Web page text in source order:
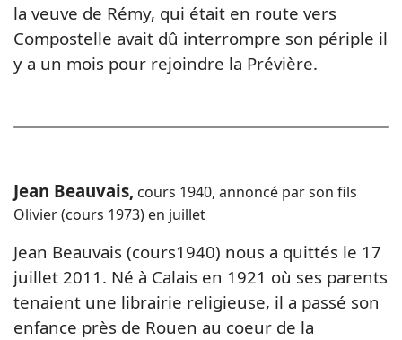
la veuve de Rémy, qui était en route vers
Compostelle avait dû interrompre son périple il
y a un mois pour rejoindre la Prévière.
Jean Beauvais, cours 1940, annoncé par son fils
Olivier (cours 1973) en juillet
Jean Beauvais (cours1940) nous a quittés le 17
juillet 2011. Né à Calais en 1921 où ses parents
tenaient une librairie religieuse, il a passé son
enfance près de Rouen au coeur de la